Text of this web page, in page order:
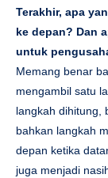
Terakhir, apa
ke depan? Dan
untuk
Memang benar
mengambil satu
langkah dihitung,
bahkan langkah
depan ketika
juga menjadi